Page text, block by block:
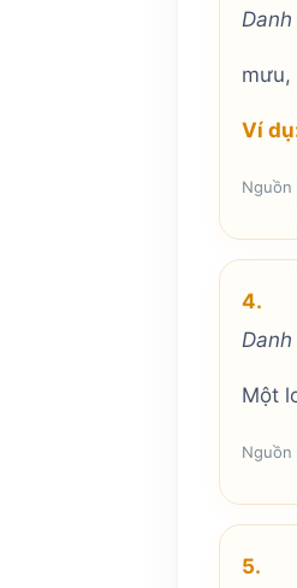
mưu,
Ví
Nguồn
4.
Một
Nguồn
5.